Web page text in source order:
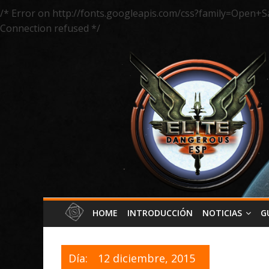
/* Error on http://fonts.googleapis.com/
Connection refused */
HOME INTRODUCCIÓN NOTICIAS
Día: 12 diciembre, 2015